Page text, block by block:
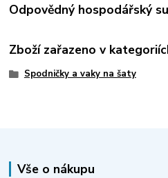
Odpovědný hospodářský
Zboží zařazeno v
Spodničky a vaky na šaty
Vše o nákupu